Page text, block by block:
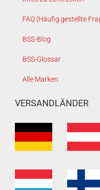
FAQ (Häufig gestellte
BSS-Blog
BSS-Glossar
Alle Marken
VERSANDLÄNDER